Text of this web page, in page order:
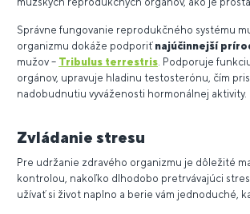
Správne fungovanie reprodukčného systému
organizmu dokáže podporiť najúčinnejší
mužov – Tribulus terrestris. Podporuje
orgánov, upravuje hladinu testosterónu, čím
nadobudnutiu vyváženosti hormonálnej aktivity.
Zvládanie stresu
Pre udržanie zdravého organizmu je dôležité
kontrolou, nakoľko dlhodobo pretrvávajúci
užívať si život naplno a berie vám jednoduché,